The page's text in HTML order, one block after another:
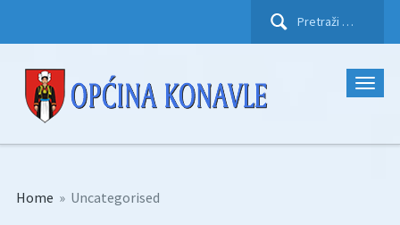
Pretraži:
Home » Uncategorised